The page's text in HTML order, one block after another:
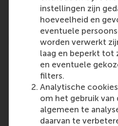
instellingen zijn
hoeveelheid en
eventuele
worden verwerkt
laag en beperkt tot
en eventuele
filters.
Analytische
om het gebruik van
algemeen te
daarvan te
Role: Staff
Reference type:
Media Outlets
Eurosmi.ru(Online)